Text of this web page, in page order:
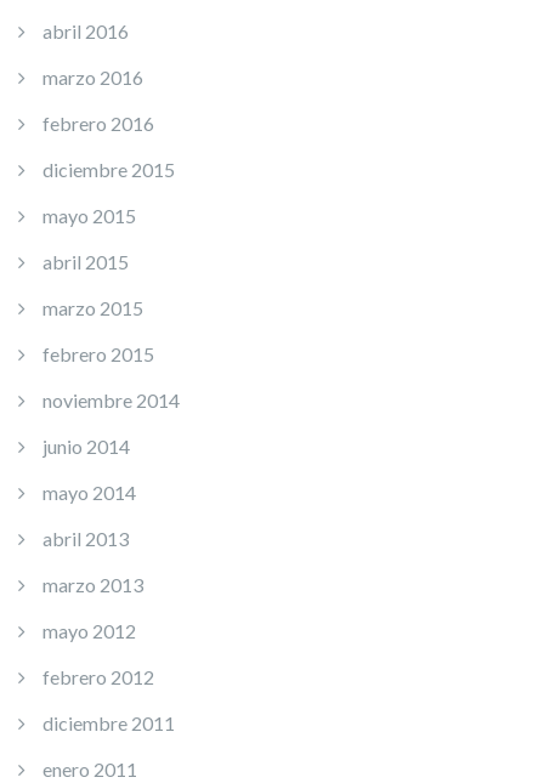
abril 2016
marzo 2016
febrero 2016
diciembre 2015
mayo 2015
abril 2015
marzo 2015
febrero 2015
noviembre 2014
junio 2014
mayo 2014
abril 2013
marzo 2013
mayo 2012
febrero 2012
diciembre 2011
enero 2011